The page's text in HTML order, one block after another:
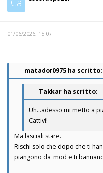
01/06/2026, 15:07
matador0975 ha scritto:
Takkar ha scritto:
Uh...adesso mi metto a
Cattivi!
Ma lasciali stare.
Rischi solo che dopo che ti
piangono dal mod e ti